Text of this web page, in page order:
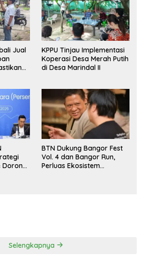
Jual
KPPU Tinjau Implementasi
Koperasi Desa Merah Putih
di Desa Marindal II
Dorong
BTN Dukung Bangor Fest
Vol. 4 dan Bangor Run,
Perluas Ekosistem
Selengkapnya